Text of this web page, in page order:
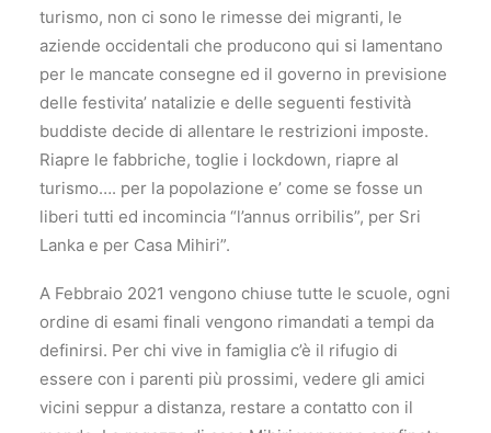
turismo, non ci sono le rimesse dei migranti, le
aziende occidentali che producono qui si lamentano
per le mancate consegne ed il governo in previsione
delle festivita’ natalizie e delle seguenti festività
buddiste decide di allentare le restrizioni imposte.
Riapre le fabbriche, toglie i lockdown, riapre al
turismo…. per la popolazione e’ come se fosse un
liberi tutti ed incomincia “l’annus orribilis”, per Sri
Lanka e per Casa Mihiri”.
A Febbraio 2021 vengono chiuse tutte le scuole, ogni
ordine di esami finali vengono rimandati a tempi da
definirsi. Per chi vive in famiglia c’è il rifugio di
essere con i parenti più prossimi, vedere gli amici
vicini seppur a distanza, restare a contatto con il